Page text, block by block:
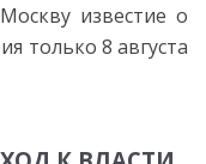
известие о
только 8 августа